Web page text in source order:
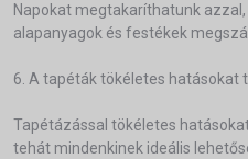
Napokat megtakaríthatunk
alapanyagok és festékek
6. A tapéták tökéletes hatásokat
Tapétázással tökéletes
tehát mindenkinek ideális